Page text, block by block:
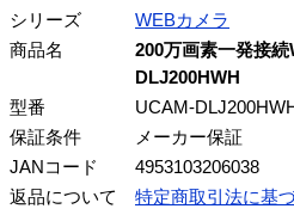
シリーズ
WEBカメラ
商品名
200万画素一発接
DLJ200HWH
型番
UCAM-
保証条件
メーカー保証
JANコード
4953103206038
返品について
特定商取引法に基